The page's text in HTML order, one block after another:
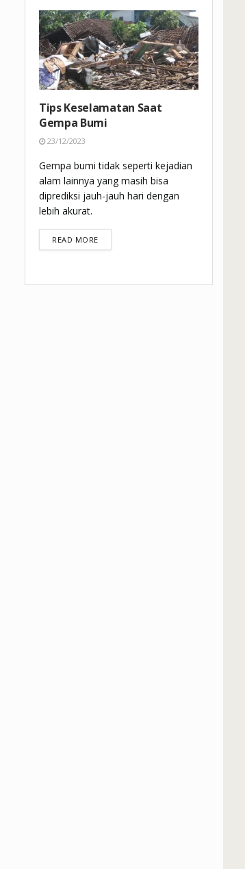
Tips Keselamatan Saat
Gempa Bumi
23/12/2023
Gempa bumi tidak seperti kejadian
alam lainnya yang masih bisa
diprediksi jauh-jauh hari dengan
lebih akurat.
READ MOREDETAILS